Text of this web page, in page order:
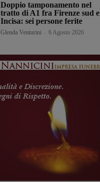
Doppio tamponamento nel
tratto di A1 fra Firenze sud e
Incisa: sei persone ferite
Glenda Venturini 6 Agosto 2026